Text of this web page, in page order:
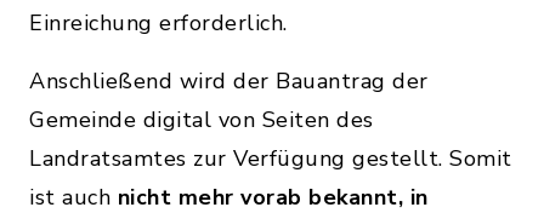
Einreichung erforderlich.
Anschließend wird der Bauantrag der
Gemeinde digital von Seiten des
Landratsamtes zur Verfügung gestellt. Somit
ist auch nicht mehr vorab bekannt, in